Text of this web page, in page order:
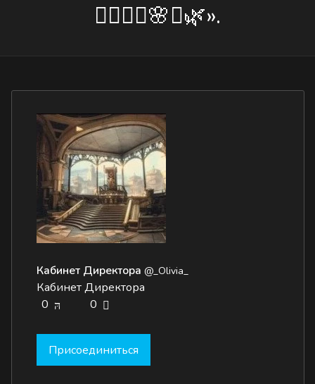
🧙‍♂️🧙‍♀️🌸✨🌿».
Кабинет Директора @_Olivia_
Кабинет Директора
0
0
Присоединиться